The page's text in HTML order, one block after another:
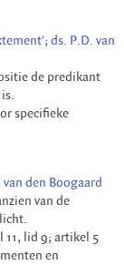
ds. P.D. van
de predikant
specifieke
van den Boogaard
van de
11, lid 9; artikel 5
en